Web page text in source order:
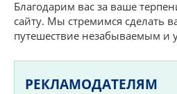
Благодарим вас за ваше
сайту. Мы стремимся сделать
путешествие незабываемым и
РЕКЛАМОДАТЕЛЯМ